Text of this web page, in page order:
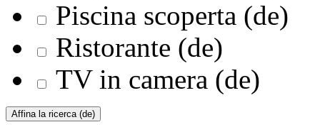
Piscina scoperta (de)
Ristorante (de)
TV in camera (de)